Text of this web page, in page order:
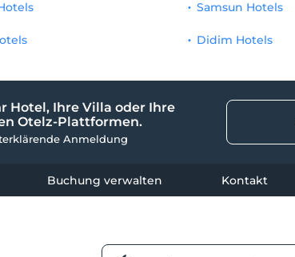
Samsun Hotels
Didim Hotels
Hotel, Ihre Villa oder Ihre
Otelz-Plattformen.
Anmeldung
Buchung verwalten Kontakt